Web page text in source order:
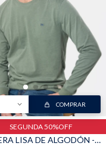
COMPRAR
SEGUNDA 50%OFF
REMERA LISA DE ALGODÓN - Pino